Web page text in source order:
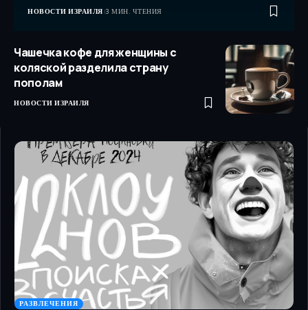
НОВОСТИ ИЗРАИЛЯ 3 МИН. ЧТЕНИЯ
Чашечка кофе для женщины с
коляской разделила страну
пополам
НОВОСТИ ИЗРАИЛЯ
РАЗВЛЕЧЕНИЯ